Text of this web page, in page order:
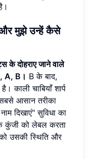
और मुझे उन्हें कैसे
के दोहराए जाने वाले
A, B। B के बाद,
काली चाबियाँ शार्प
आसान तरीका
दिखाएं" सुविधा का
कुंजी को लेबल करता
उसकी स्थिति और